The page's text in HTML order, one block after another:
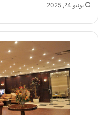
يونيو 24, 2025